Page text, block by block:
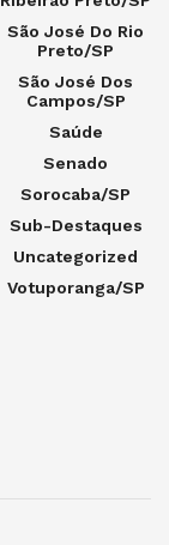
São José Do Rio
Preto/SP
São José Dos
Campos/SP
Saúde
Senado
Sorocaba/SP
Sub-Destaques
Uncategorized
Votuporanga/SP